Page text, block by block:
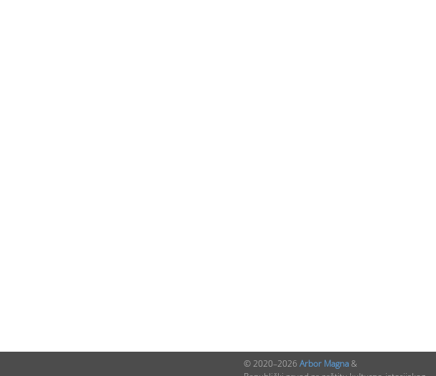
© 2020–2026 Arbor Magna&